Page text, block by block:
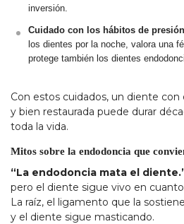
inversión.
Cuidado con los hábitos de
los dientes por la noche, valora una
protege también los dientes
Con estos cuidados, un diente
y bien restaurada puede durar
toda la vida.
Mitos sobre la endodoncia que
“La endodoncia mata el
pero el diente sigue vivo en
La raíz, el ligamento que la
y el diente sigue masticando.